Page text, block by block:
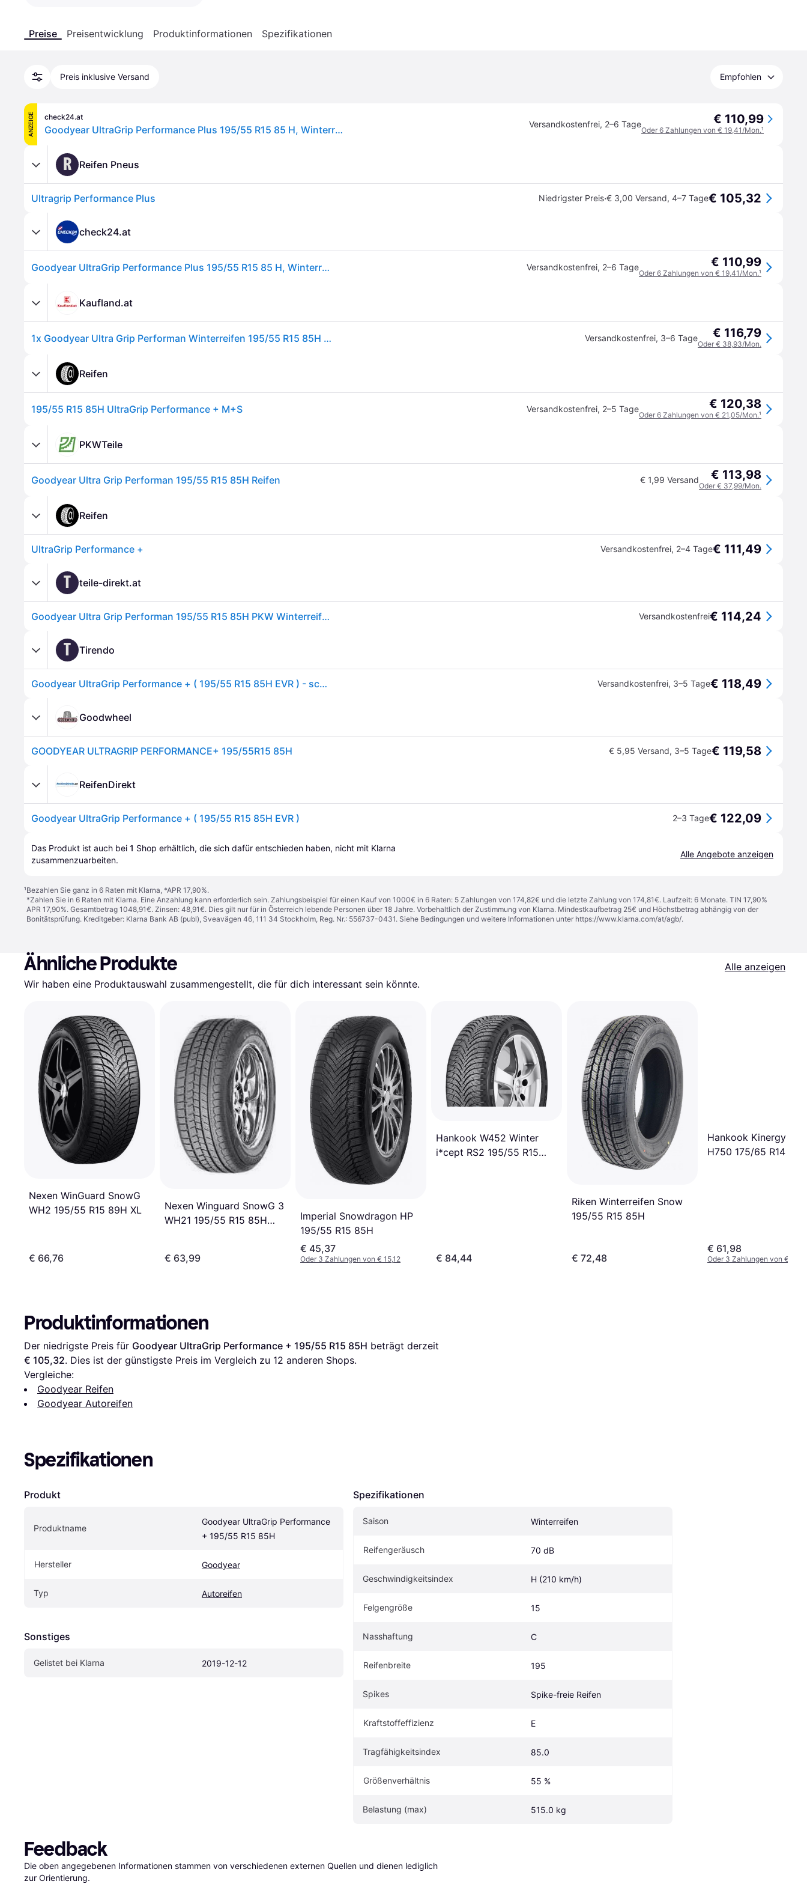
Preise Preisentwicklung Produktinformationen Spezifikationen
Preis inklusive Versand Empfohlen
ANZEIGE check24.at
Goodyear UltraGrip Performance Plus 195/55 R15 85 H, Winterreifen Versandkostenfrei, 2–6 Tage € 110,99
Oder 6 Zahlungen von € 19,41/Mon.¹
R Reifen Pneus
Ultragrip Performance Plus Niedrigster Preis·€ 3,00 Versand, 4–7 Tage€ 105,32
check24.at
Goodyear UltraGrip Performance Plus 195/55 R15 85 H, Winterreifen Versandkostenfrei, 2–6 Tage € 110,99
Oder 6 Zahlungen von € 19,41/Mon.¹
Kaufland.at
1x Goodyear Ultra Grip Performan Winterreifen 195/55 R15 85H M+S 3PMSF Reifen Versandkostenfrei, 3–6 Tage € 116,79
Oder € 38,93/Mon.
Reifen
195/55 R15 85H UltraGrip Performance + M+S Versandkostenfrei, 2–5 Tage € 120,38
Oder 6 Zahlungen von € 21,05/Mon.¹
PKWTeile
Goodyear Ultra Grip Performan 195/55 R15 85H Reifen € 1,99 Versand € 113,98
Oder € 37,99/Mon.
Reifen
UltraGrip Performance + Versandkostenfrei, 2–4 Tage€ 111,49
T teile-direkt.at
Goodyear Ultra Grip Performan 195/55 R15 85H PKW Winterreifen Reifen 574215 Versandkostenfrei€ 114,24
T Tirendo
Goodyear UltraGrip Performance + ( 195/55 R15 85H EVR ) - schwarz Versandkostenfrei, 3–5 Tage€ 118,49
Goodwheel
GOODYEAR ULTRAGRIP PERFORMANCE+ 195/55R15 85H € 5,95 Versand, 3–5 Tage€ 119,58
ReifenDirekt
Goodyear UltraGrip Performance + ( 195/55 R15 85H EVR ) 2–3 Tage€ 122,09
Das Produkt ist auch bei 1 Shop erhältlich, die sich dafür entschieden haben, nicht mit Klarna
zusammenzuarbeiten.
Alle Angebote anzeigen
¹Bezahlen Sie ganz in 6 Raten mit Klarna, *APR 17,90%.
*Zahlen Sie in 6 Raten mit Klarna. Eine Anzahlung kann erforderlich sein. Zahlungsbeispiel für einen Kauf von 1000€ in 6 Raten: 5 Zahlungen von 174,82€ und die letzte Zahlung von 174,81€. Laufzeit: 6 Monate. TIN 17,90%
APR 17,90%. Gesamtbetrag 1048,91€. Zinsen: 48,91€. Dies gilt nur für in Österreich lebende Personen über 18 Jahre. Vorbehaltlich der Zustimmung von Klarna. Mindestkaufbetrag 25€ und Höchstbetrag abhängig von der
Bonitätsprüfung. Kreditgeber: Klarna Bank AB (publ), Sveavägen 46, 111 34 Stockholm, Reg. Nr.: 556737-0431. Siehe Bedingungen und weitere Informationen unter https://www.klarna.com/at/agb/.
Ähnliche Produkte
Alle anzeigen
Wir haben eine Produktauswahl zusammengestellt, die für dich interessant sein könnte.
Nexen WinGuard SnowG
WH2 195/55 R15 89H XL
€ 66,76
Nexen Winguard SnowG 3
WH21 195/55 R15 85H
€ 63,99
Imperial Snowdragon HP
195/55 R15 85H
€ 45,37
Oder 3 Zahlungen von € 15,12
Hankook W452 Winter
i*cept RS2 195/55 R15
€ 84,44
Riken Winterreifen Snow
195/55 R15 85H
€ 72,48
Hankook Kinergy
H750 175/65 R14 82T
€ 61,98
Oder 3 Zahlungen von €
Produktinformationen
Der niedrigste Preis für Goodyear UltraGrip Performance + 195/55 R15 85H
€ 105,32. Dies ist der günstigste Preis im Vergleich zu 12 anderen Shops.
Vergleiche:
Goodyear Reifen
Goodyear Autoreifen
Spezifikationen
Produkt
Produktname
Goodyear UltraGrip Performance
+ 195/55 R15 85H
Hersteller Goodyear
Typ Autoreifen
Sonstiges
Gelistet bei Klarna 2019-12-12
Spezifikationen
Saison Winterreifen
Reifengeräusch 70 dB
Geschwindigkeitsindex H (210 km/h)
Felgengröße 15
Nasshaftung C
Reifenbreite 195
Spikes Spike-freie Reifen
Kraftstoffeffizienz E
Tragfähigkeitsindex 85.0
Größenverhältnis 55 %
Belastung (max) 515.0 kg
Feedback
Die oben angegebenen Informationen stammen von verschiedenen externen Quellen und dienen lediglich
zur Orientierung.